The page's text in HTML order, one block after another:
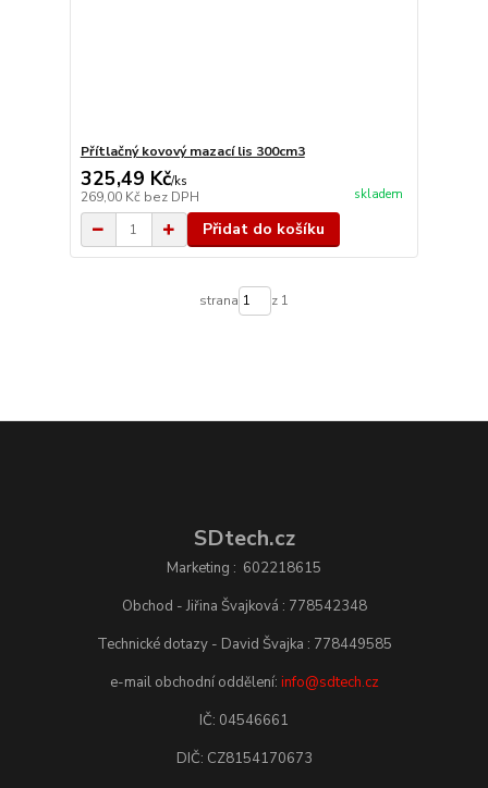
Přítlačný kovový mazací lis 300cm3
325,49 Kč/ks
269,00 Kč bez DPH skladem
Přidat do košíku
strana z 1
SDtech.cz
Marketing : 602218615
Obchod - Jiřina Švajková : 778542348
Technické dotazy - David Švajka : 778449585
e-mail obchodní oddělení: info@sdtech.cz
IČ: 04546661
DIČ: CZ8154170673